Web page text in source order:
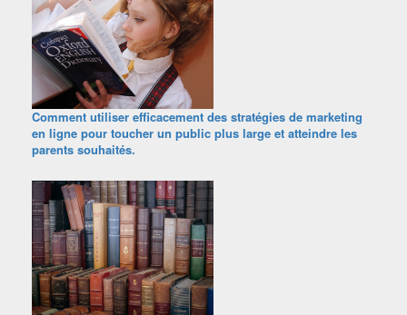
Comment utiliser efficacement des stratégies de marketing
en ligne pour toucher un public plus large et atteindre les
parents souhaités.